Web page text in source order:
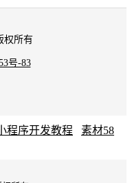
权所有
号-83
程序开发教程
素材58